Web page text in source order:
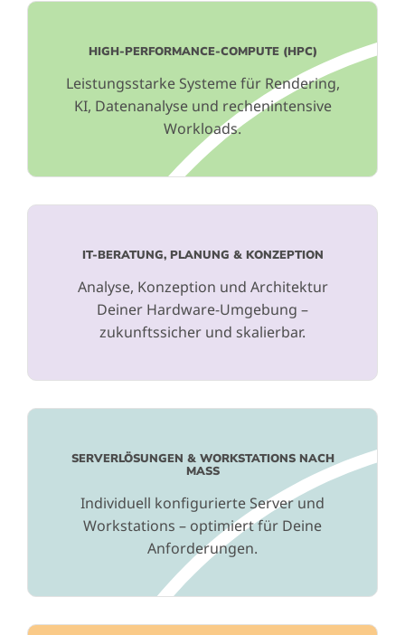
HIGH-PERFORMANCE-COMPUTE (HPC)
Leistungsstarke Systeme für Rendering,
KI, Datenanalyse und rechenintensive
Workloads.
IT-BERATUNG, PLANUNG & KONZEPTION
Analyse, Konzeption und Architektur
Deiner Hardware-Umgebung –
zukunftssicher und skalierbar.
SERVERLÖSUNGEN & WORKSTATIONS NACH
MASS
Individuell konfigurierte Server und
Workstations – optimiert für Deine
Anforderungen.